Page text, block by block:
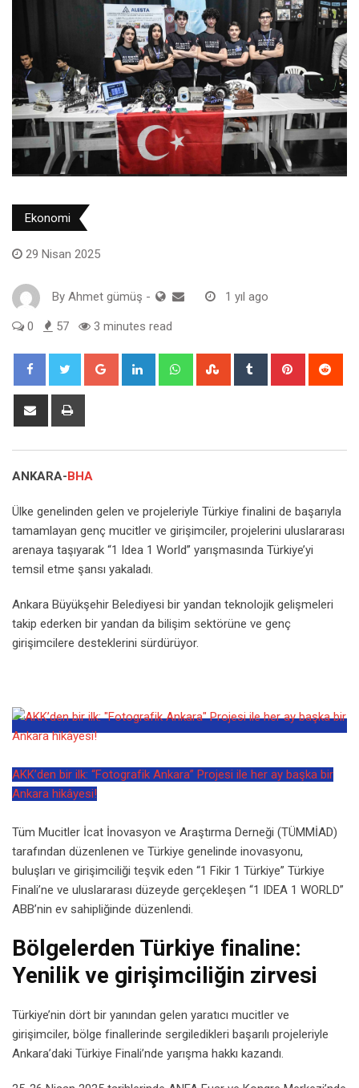
Ekonomi
29 Nisan 2025
By Ahmet gümüş - 1 yıl ago
0 57 3 minutes read
Google+ LinkedIn WhatsappStumbleUpon
Tumblr Pinterest
Share
ANKARA-BHA
Ülke genelinden gelen ve projeleriyle Türkiye finalini de başarıyla
tamamlayan genç mucitler ve girişimciler, projelerini uluslararası
arenaya taşıyarak “1 Idea 1 World” yarışmasında Türkiye’yi
temsil etme şansı yakaladı.
Ankara Büyükşehir Belediyesi bir yandan teknolojik gelişmeleri
takip ederken bir yandan da bilişim sektörüne ve genç
girişimcilere desteklerini sürdürüyor.
AKK’den bir ilk: “Fotografik Ankara” Projesi ile her ay başka bir
Ankara hikâyesi!
Tüm Mucitler İcat İnovasyon ve Araştırma Derneği (TÜMMİAD)
tarafından düzenlenen ve Türkiye genelinde inovasyonu,
buluşları ve girişimciliği teşvik eden “1 Fikir 1 Türkiye” Türkiye
Finali’ne ve uluslararası düzeyde gerçekleşen “1 IDEA 1 WORLD”
ABB’nin ev sahipliğinde düzenlendi.
Bölgelerden Türkiye finaline:
Yenilik ve girişimciliğin zirvesi
Türkiye’nin dört bir yanından gelen yaratıcı mucitler ve
girişimciler, bölge finallerinde sergiledikleri başarılı projeleriyle
Ankara’daki Türkiye Finali’nde yarışma hakkı kazandı.